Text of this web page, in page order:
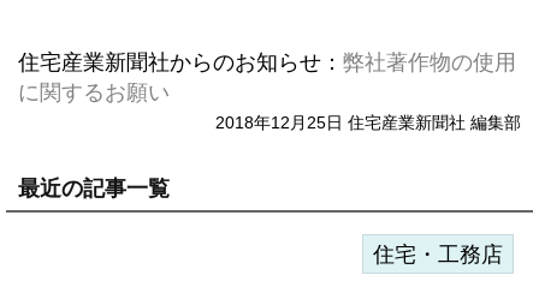
住宅産業新聞社からのお知らせ： 弊社著作物の使用
に関するお願い
2018年12月25日 住宅産業新聞社 編集部
最近の記事一覧
住宅・工務店